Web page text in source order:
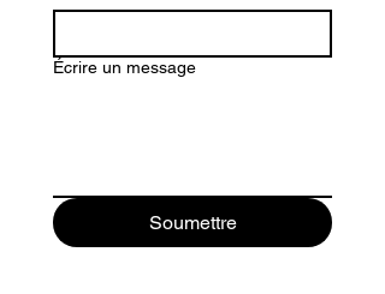
Écrire un message
Soumettre